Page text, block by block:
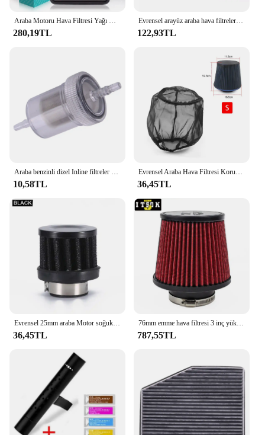
**A Seamless Integration for Wholesale and
Vendors**
For businesses looking to enhance their retail
competitive edge to vendors and suppliers, allowing
them to provide a high-quality, stylish diffuser to
their customers. The aroma yagi is not just a
product; it's an opportunity to elevate your
offerings and cater to the growing demand for
aromatherapy solutions. With its ease of use and
adaptability, it's a must-have for anyone looking to
create a memorable and fragrant experience for
their customers.
280,19TL
Evrensel arayüz araba hava filtreleri için küçük 12mm motosiklet Turbo yüksek akış yarış soğuk HAVA GİRİŞİ filtre mantar kafa
122,93TL
10,58TL 36,45TL
36,45TL
76mm emme hava filtresi 3 inç yüksek akış 89mm 102mm 3.5 inç 4 inç 3.5/4 inç uzun yarış performans koni K N için Airfilter
787,55TL